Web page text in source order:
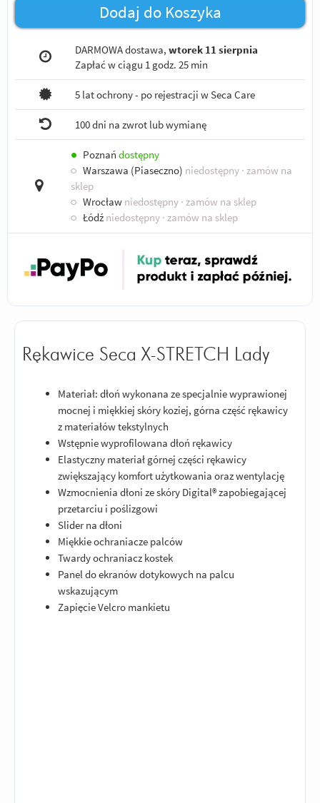
Dodaj do Koszyka
DARMOWA dostawa,wtorek 11 sierpnia
Zapłać w ciągu 1 godz. 25 min
5 lat ochrony - po rejestracji w Seca Care
100 dni na zwrot lub wymianę
● Poznań dostępny
○ Warszawa (Piaseczno) niedostępny · zamów na
sklep
○ Wrocław niedostępny · zamów na sklep
○ Łódź niedostępny · zamów na sklep
Rękawice Seca X-STRETCH Lady
Materiał: dłoń wykonana ze specjalnie wyprawionej
mocnej i miękkiej skóry koziej, górna część rękawicy
z materiałów tekstylnych
Wstępnie wyprofilowana dłoń rękawicy
Elastyczny materiał górnej części rękawicy
zwiększający komfort użytkowania oraz wentylację
Wzmocnienia dłoni ze skóry Digital® zapobiegającej
przetarciu i poślizgowi
Slider na dłoni
Miękkie ochraniacze palców
Twardy ochraniacz kostek
Panel do ekranów dotykowych na palcu
wskazującym
Zapięcie Velcro mankietu